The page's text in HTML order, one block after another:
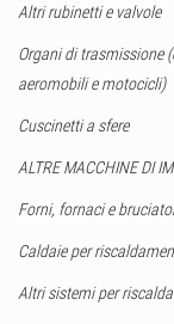
Altri rubinetti e valvole
Organi di trasmissione
aeromobili e motocicli)
Cuscinetti a sfere
ALTRE MACCHINE DI
Forni, fornaci e
Caldaie per
Altri sistemi per